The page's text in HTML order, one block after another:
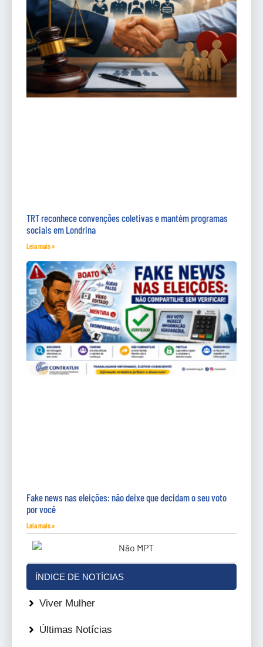
TRT reconhece convenções coletivas e mantém programas
sociais em Londrina
Leia mais »
Fake news nas eleições: não deixe que decidam o seu voto
por você
Leia mais »
ÍNDICE DE NOTÍCIAS
Viver Mulher
Últimas Notícias